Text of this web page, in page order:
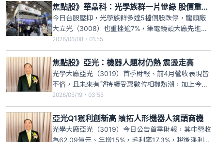
元，成交量近1.3萬張。亞光5月營收26.2億元，月增
5.38%、年增16.2%，創新高，前5月累計營
焦點股》華晶科：光學族群一片慘綠 股價重挫逾9％
今日台股壓抑，光學族群多達5檔個股跌停，龍頭廠
大立光（3008）也重挫逾7%，筆電鏡頭大廠先進光
（3362）、今國光（6209）跌停，華晶科
（3059）、亞光（3019）跌逾9%，光學族群一片慘
綠。其中以華晶科交投最熱，近9時35分，華晶科股
價下跌4.65元或9.51%，暫報44.25元，成交量逾4
2026/06/08・01:55
焦點股》亞光：機器人題材仍熱 震盪走高
光學大廠亞光（3019）首季財報、前4月營收表現皆
不俗，且未來有望持續受惠數位相機熱潮，加上今又
擁機器人熱門題材，亞光股價也在盤上震盪，最高漲
近5%，近11時40分，亞光股價上漲3元或2.04%，暫
報150元，成交量逾9500張。亞光4月營收為24.9億
元，月增12%、年增20%，前4月累計營收87
2026/05/19・03:55
亞光Q1獲利創新高 續拓人形機器人鏡頭商機
光學大廠亞光（3019）今日公告首季財報，其中營收
為62.09億元、年增15%，毛利率17.3%，稅後淨利